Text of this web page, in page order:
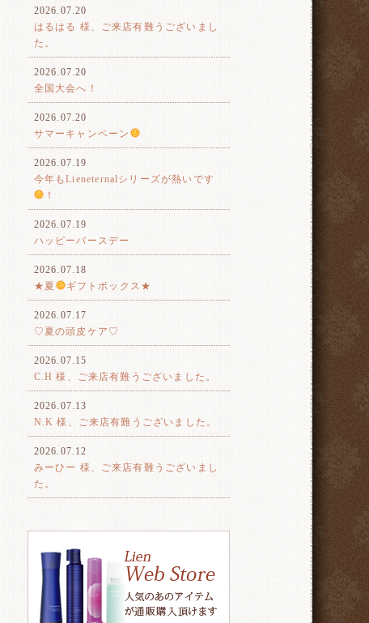
2026.07.20
はるはる 様、ご来店有難うございまし
た。
2026.07.20
全国大会へ！
2026.07.20
サマーキャンペーン
2026.07.19
今年もLieneternalシリーズが熱いです
！
2026.07.19
ハッピーバースデー
2026.07.18
★夏
ギフトボックス★
2026.07.17
♡夏の頭皮ケア♡
2026.07.15
C.H 様、ご来店有難うございました。
2026.07.13
N.K 様、ご来店有難うございました。
2026.07.12
みーひー 様、ご来店有難うございまし
た。